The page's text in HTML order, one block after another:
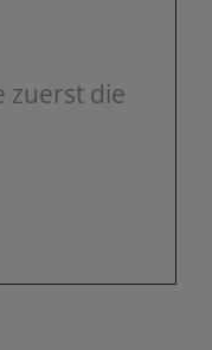
zuerst die